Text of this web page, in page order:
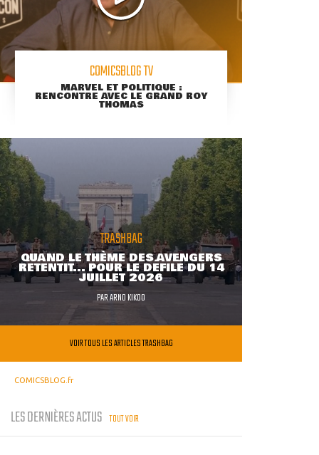
COMICSBLOG TV
MARVEL ET POLITIQUE :
RENCONTRE AVEC LE GRAND ROY
THOMAS
TRASHBAG
QUAND LE THÈME DES AVENGERS
RETENTIT... POUR LE DÉFILÉ DU 14
JUILLET 2026
PARARNO KIKOO
VOIR TOUS LES ARTICLES TRASHBAG
COMICSBLOG.fr
LES DERNIÈRES ACTUS TOUT VOIR